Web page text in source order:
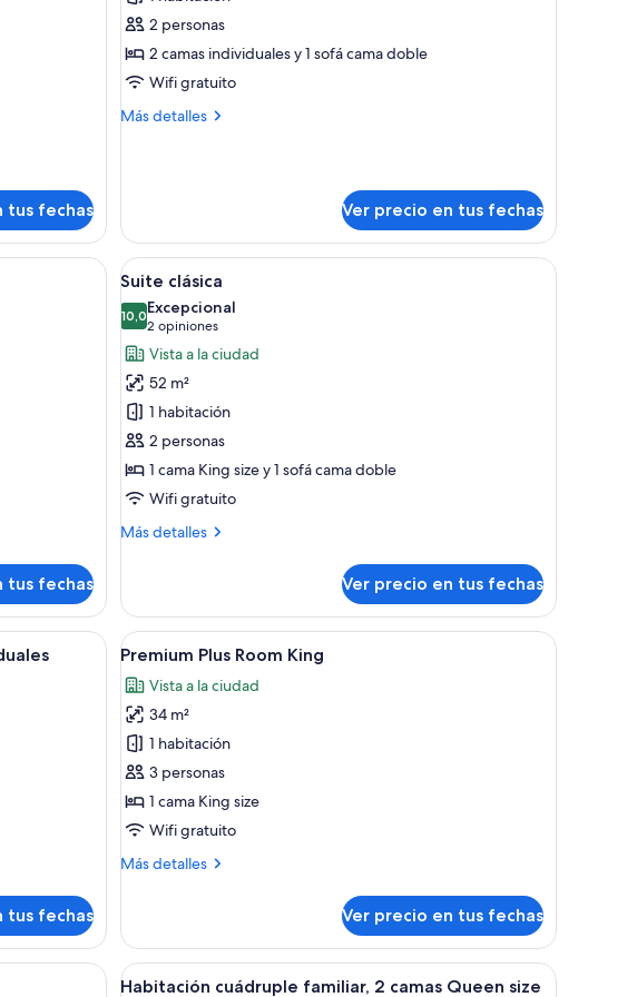
tus fechas
Suite
Deluxe
(The)
2 personas
2 camas individuales y 1 sofá cama doble
Wifi gratuito
Más detalles
Más
Ver precio en tus fechas
un escritorio de madera.
con una cama grande, un escritorio con silla, un armario y un ventanal con cortinas.
tus fechas
Ver
todas
las
fotos
de
Suite
clásica
Una sala de estar moderna con una mesa
6
Suite clásica
10,010,0 de 10
Excepcional
2 opiniones
(2
opiniones)
Vista a la ciudad
52 m²
1 habitación
2 personas
1 cama King size y 1 sofá cama doble
Wifi gratuito
Más detalles
Más
clásica
Ver precio en tus fechas
con dos camas, un escritorio, una silla, un ventanal grande con cortinas y una lámpara fijada a
tus fechas
Ver
todas
las
fotos
de
Premium
Plus
Room
Una habitación de hotel con una cama
4
Premium Plus Room King
Vista a la ciudad
34 m²
1 habitación
3 personas
1 cama King size
Wifi gratuito
Más detalles
Más
Plus
Room
King
Ver precio en tus fechas
el lavamanos.
hotel con una cama grande, una mesita de noche, una lámpara y un armario.
Ver
Zona de juegos infantiles con piscina de
5
Habitación cuádruple familiar, 2 camas Queen size